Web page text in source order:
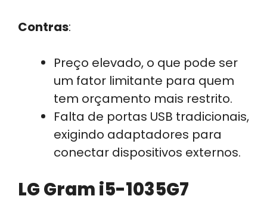
Contras:
Preço elevado, o que pode ser
um fator limitante para quem
tem orçamento mais restrito.
Falta de portas USB tradicionais,
exigindo adaptadores para
conectar dispositivos externos.
LG Gram i5-1035G7